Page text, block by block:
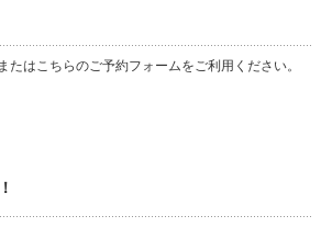
たはこちらのご予約フォームをご利用ください。